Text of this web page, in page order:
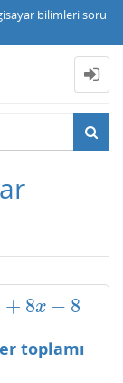
bilimleri soru
+ 8x − 8
toplamı